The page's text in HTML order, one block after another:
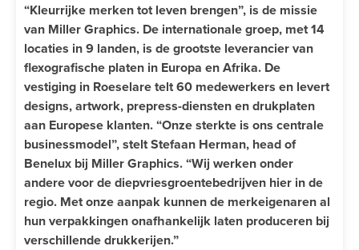
“Kleurrijke merken tot leven brengen”, is de missie
van Miller Graphics. De internationale groep, met 14
locaties in 9 landen, is de grootste leverancier van
flexografische platen in Europa en Afrika. De
vestiging in Roeselare telt 60 medewerkers en levert
designs, artwork, prepress-diensten en drukplaten
aan Europese klanten. “Onze sterkte is ons centrale
businessmodel”, stelt Stefaan Herman, head of
Benelux bij Miller Graphics. “Wij werken onder
andere voor de diepvriesgroentebedrijven hier in de
regio. Met onze aanpak kunnen de merkeigenaren al
hun verpakkingen onafhankelijk laten produceren bij
verschillende drukkerijen.”​​​​​​